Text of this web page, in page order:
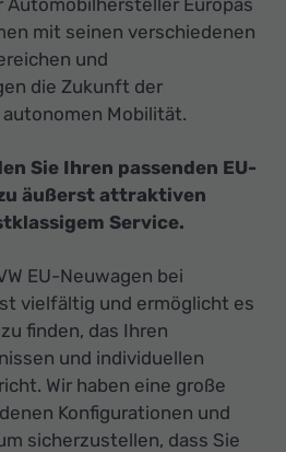
mit seinen verschiedenen
und
die Zukunft der
Mobilität.
Sie Ihren passenden EU-
äußerst attraktiven
Service.
EU-Neuwagen bei
vielfältig und ermöglicht es
finden, das Ihren
und individuellen
Wir haben eine große
Konfigurationen und
sicherzustellen, dass Sie